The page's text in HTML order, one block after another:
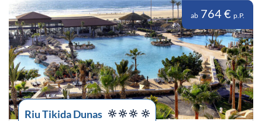
ab 764 € p.P.
Riu Tikida Dunas